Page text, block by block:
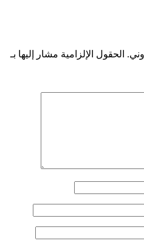
الحقول الإلزامية مشار إليها بـ